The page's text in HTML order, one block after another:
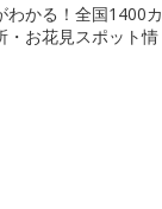
わかる！全国1400カ
・お花見スポット情